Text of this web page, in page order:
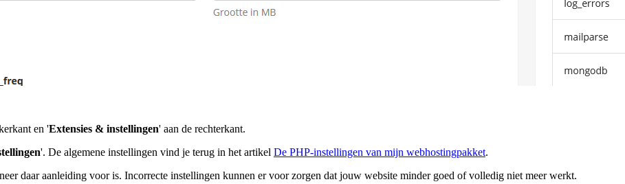
en 'Extensies & instellingen' aan de rechterkant.
'. De algemene instellingen vind je terug in het artikel De PHP-instellingen van mijn webhostingpakket.
daar aanleiding voor is. Incorrecte instellingen kunnen er voor zorgen dat jouw website minder goed of volledig niet meer werkt.